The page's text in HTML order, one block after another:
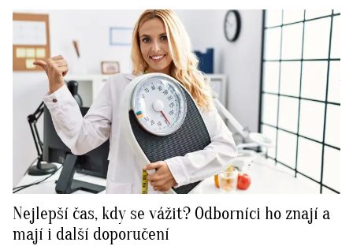
Nejlepší čas, kdy se vážit? Odborníci ho znají a
mají i další doporučení